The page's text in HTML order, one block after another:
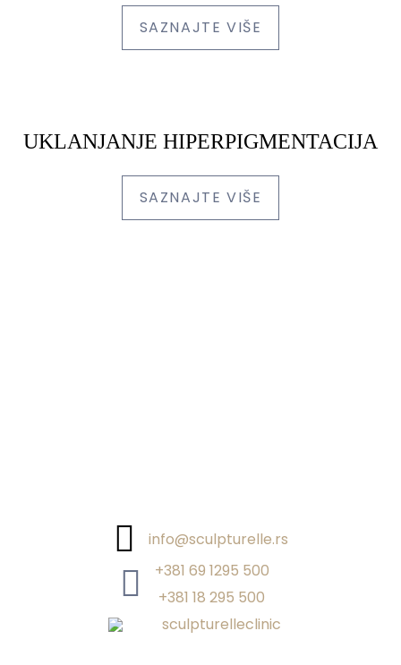
SAZNAJTE VIŠE
UKLANJANJE HIPERPIGMENTACIJA
SAZNAJTE VIŠE
info@sculpturelle.rs
+381 69 1295 500
+381 18 295 500
sculpturelleclinic